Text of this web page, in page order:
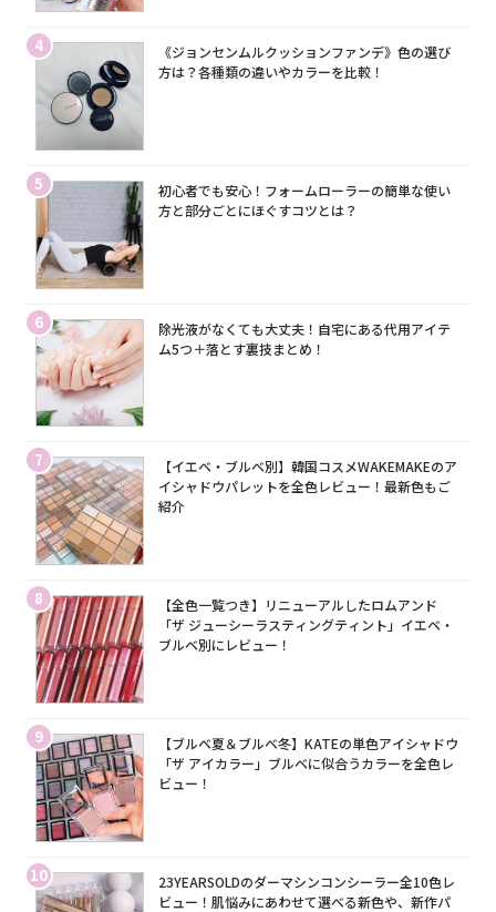
4
《ジョンセンムルクッションファンデ》色の選び
方は？各種類の違いやカラーを比較！
5
初心者でも安心！フォームローラーの簡単な使い
方と部分ごとにほぐすコツとは？
6
除光液がなくても大丈夫！自宅にある代用アイテ
ム5つ＋落とす裏技まとめ！
7
【イエベ・ブルベ別】韓国コスメWAKEMAKEのア
イシャドウパレットを全色レビュー！最新色もご
紹介
8
【全色一覧つき】リニューアルしたロムアンド
「ザ ジューシーラスティングティント」イエベ・
ブルベ別にレビュー！
9
【ブルベ夏＆ブルベ冬】KATEの単色アイシャドウ
「ザ アイカラー」ブルベに似合うカラーを全色レ
ビュー！
10
23YEARSOLDのダーマシンコンシーラー全10色レ
ビュー！肌悩みにあわせて選べる新色や、新作パ